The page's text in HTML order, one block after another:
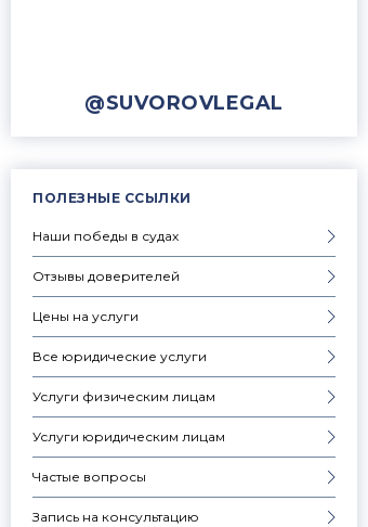
@SUVOROVLEGAL
ПОЛЕЗНЫЕ ССЫЛКИ
Наши победы в судах
Отзывы доверителей
Цены на услуги
Все юридические услуги
Услуги физическим лицам
Услуги юридическим лицам
Частые вопросы
Запись на консультацию